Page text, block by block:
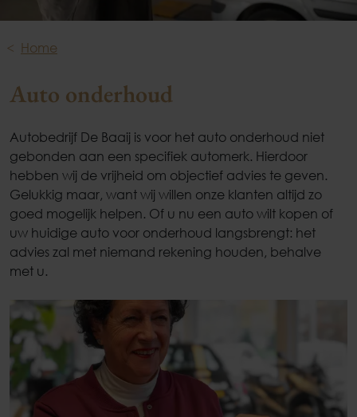
Home
Auto onderhoud
Autobedrijf De Baaij is voor het auto onderhoud niet
gebonden aan een specifiek automerk. Hierdoor
hebben wij de vrijheid om objectief advies te geven.
Gelukkig maar, want wij willen onze klanten altijd zo
goed mogelijk helpen. Of u nu een auto wilt kopen of
uw huidige auto voor onderhoud langsbrengt: het
advies zal met niemand rekening houden, behalve
met u.